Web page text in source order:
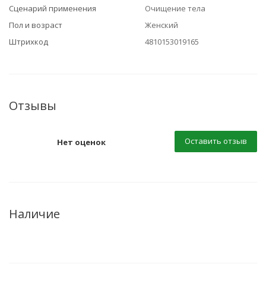
Сценарий применения
Очищение тела
Пол и возраст
Женский
Штрихкод
4810153019165
Отзывы
Нет оценок Оставить отзыв
Наличие